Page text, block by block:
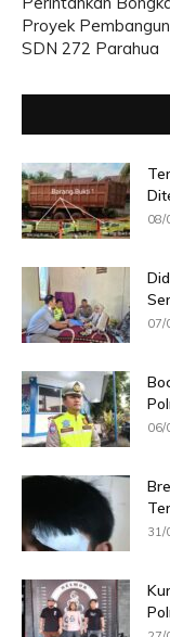
Proyek
SDN 272 Parahua
08/
07/
06/
31/